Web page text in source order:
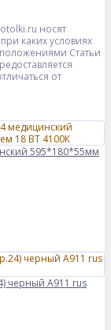
носят
каких условиях
Статьи
от
595*180*55мм
черный А911 rus